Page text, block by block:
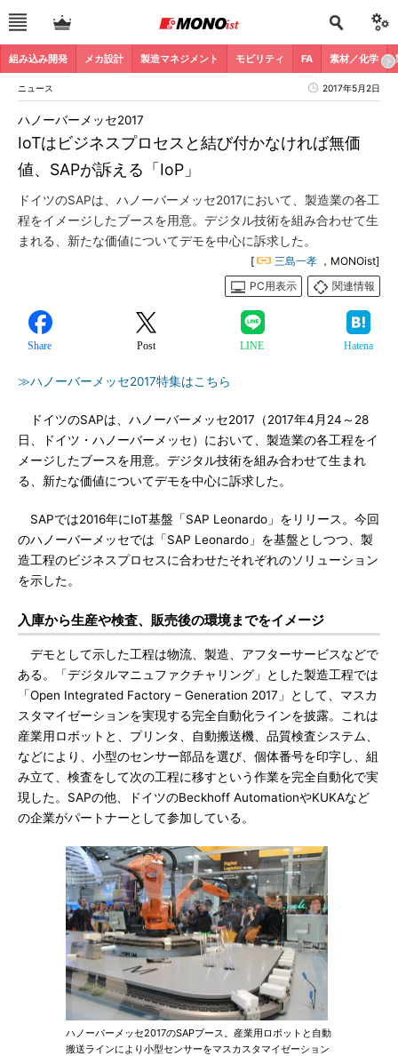
組み込み開発 メカ設計 製造マネジメント モビリティ FA 素材／化学
ニュース 2017年5月2日
IoTはビジネスプロセスと結び付かなければ無価
値、SAPが訴える「IoP」
ハノーバーメッセ2017
ドイツのSAPは、ハノーバーメッセ2017において、製造業の各工
程をイメージしたブースを用意。デジタル技術を組み合わせて生
まれる、新たな価値についてデモを中心に訴求した。
[ 三島一孝 ，MONOist]
PC用表示
関連情報
Share Post LINE Hatena
≫ハノーバーメッセ2017特集はこちら
ドイツのSAPは、ハノーバーメッセ2017（2017年4月24～28
日、ドイツ・ハノーバーメッセ）において、製造業の各工程をイ
メージしたブースを用意。デジタル技術を組み合わせて生まれ
る、新たな価値についてデモを中心に訴求した。
SAPでは2016年にIoT基盤「SAP Leonardo」をリリース。今回
のハノーバーメッセでは「SAP Leonardo」を基盤としつつ、製
造工程のビジネスプロセスに合わせたそれぞれのソリューション
を示した。
入庫から生産や検査、販売後の環境までをイメージ
デモとして示した工程は物流、製造、アフターサービスなどで
ある。「デジタルマニュファクチャリング」とした製造工程では
「Open Integrated Factory – Generation 2017」として、マスカ
スタマイゼーションを実現する完全自動化ラインを披露。これは
産業用ロボットと、プリンタ、自動搬送機、品質検査システム、
などにより、小型のセンサー部品を選び、個体番号を印字し、組
み立て、検査をして次の工程に移すという作業を完全自動化で実
現した。SAPの他、ドイツのBeckhoff AutomationやKUKAなど
の企業がパートナーとして参加している。
ハノーバーメッセ2017のSAPブース。産業用ロボットと自動
搬送ラインにより小型センサーをマスカスタマイゼーション